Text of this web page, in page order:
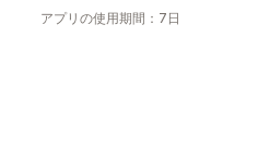
アプリの使用期間：7日